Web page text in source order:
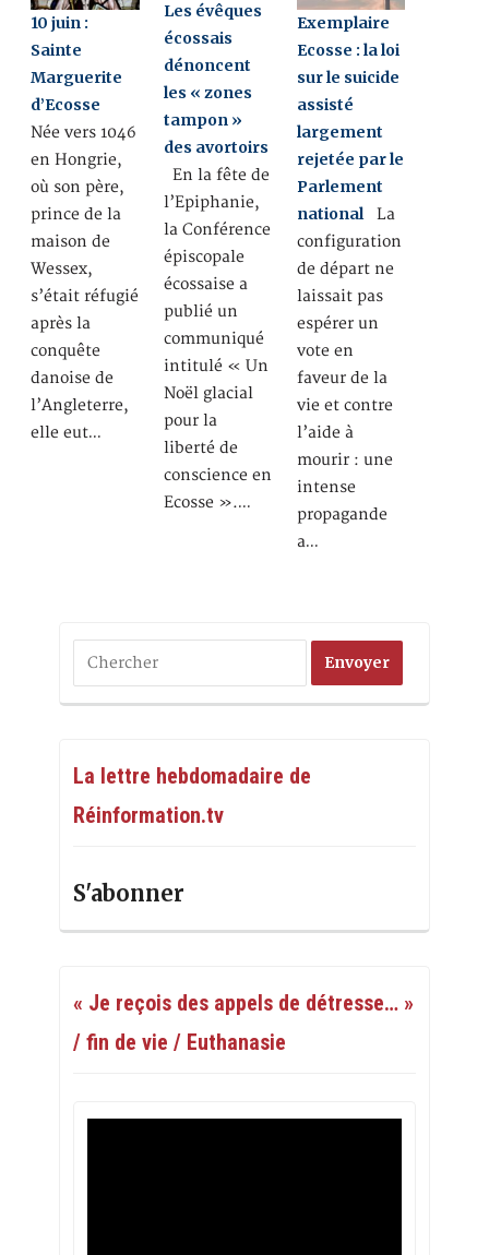
10 juin :
Sainte
Marguerite
d’Ecosse
Née vers 1046
en Hongrie,
où son père,
prince de la
maison de
Wessex,
s’était réfugié
après la
conquête
danoise de
l’Angleterre,
elle eut…
Les évêques
écossais
dénoncent
les « zones
tampon »
des avortoirs
En la fête de
l’Epiphanie,
la Conférence
épiscopale
écossaise a
publié un
communiqué
intitulé « Un
Noël glacial
pour la
liberté de
conscience en
Ecosse ».…
Exemplaire
Ecosse : la loi
sur le suicide
assisté
largement
rejetée par le
Parlement
nationalLa
configuration
de départ ne
laissait pas
espérer un
vote en
faveur de la
vie et contre
l’aide à
mourir : une
intense
propagande
a…
La lettre hebdomadaire de
Réinformation.tv
S'abonner
« Je reçois des appels de détresse… »
/ fin de vie / Euthanasie